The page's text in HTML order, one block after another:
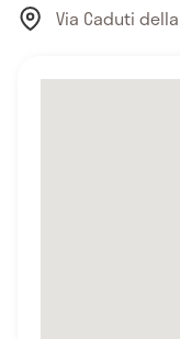
Via Caduti